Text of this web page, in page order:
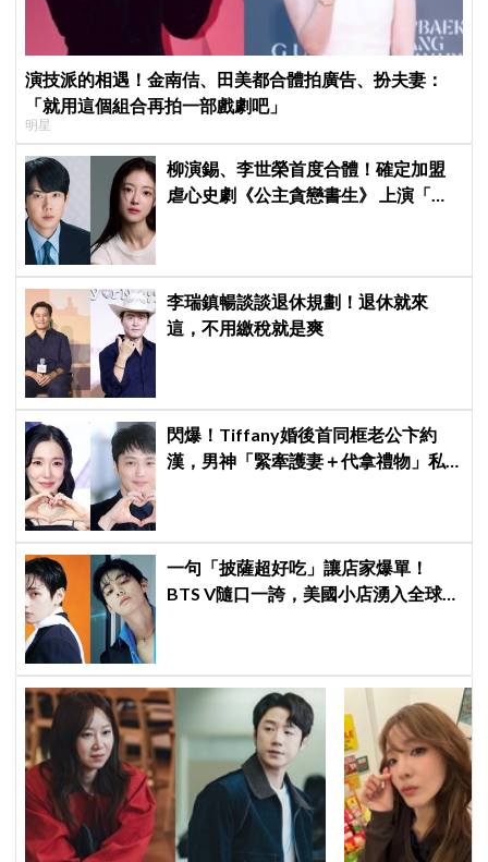
演技派的相遇！金南佶、田美都合體拍廣告、扮夫妻：
「就用這個組合再拍一部戲劇吧」
明星
柳演錫、李世榮首度合體！確定加盟
虐心史劇《公主貪戀書生》 上演「朝
李瑞鎮暢談談退休規劃！退休就來
這，不用繳稅就是爽
閃爆！Tiffany婚後首同框老公卞約
漢，男神「緊牽護妻＋代拿禮物」私
一句「披薩超好吃」讓店家爆單！
BTS V隨口一誇，美國小店湧入全球